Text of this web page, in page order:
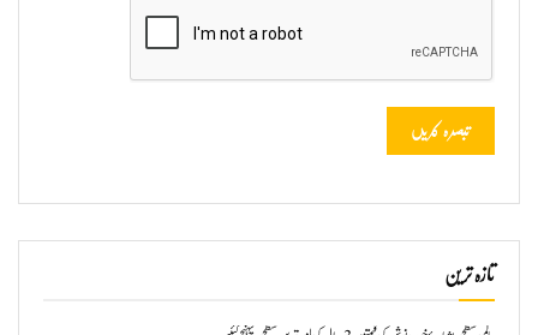
تازہ ترین